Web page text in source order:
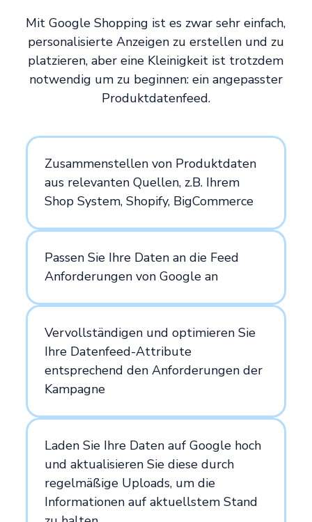
Mit Google Shopping ist es zwar sehr einfach,
personalisierte Anzeigen zu erstellen und zu
platzieren, aber eine Kleinigkeit ist trotzdem
notwendig um zu beginnen: ein angepasster
Produktdatenfeed.
Zusammenstellen von Produktdaten
aus relevanten Quellen, z.B. Ihrem
Shop System, Shopify, BigCommerce
Passen Sie Ihre Daten an die Feed
Anforderungen von Google an
Vervollständigen und optimieren Sie
Ihre Datenfeed-Attribute
entsprechend den Anforderungen der
Kampagne
Laden Sie Ihre Daten auf Google hoch
und aktualisieren Sie diese durch
regelmäßige Uploads, um die
Informationen auf aktuellstem Stand